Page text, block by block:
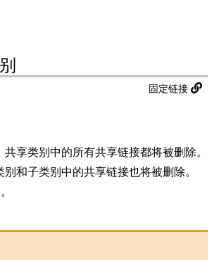
固定链接
享类别中的所有共享链接都将被删除。
和子类别中的共享链接也将被删除。